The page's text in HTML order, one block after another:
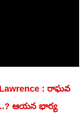
Lawrence : రాఘవ
ఆయన భార్య